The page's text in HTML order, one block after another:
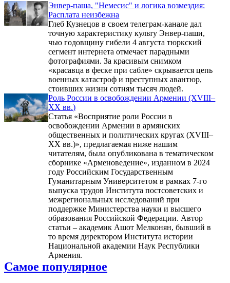
Энвер-паша, "Немесис" и логика возмездия:
Расплата неизбежна
Глеб Кузнецов в своем телеграм-канале дал
точную характеристику культу Энвер-паши,
чью годовщину гибели 4 августа тюркский
сегмент интернета отмечает парадными
фотографиями. За красивым снимком
«красавца в феске при сабле» скрывается цепь
военных катастроф и преступных авантюр,
стоивших жизни сотням тысяч людей.
Роль России в освобождении Армении (XVIII–
XX вв.)
Статья «Восприятие роли России в
освобождении Армении в армянских
общественных и политических кругах (XVIII–
XX вв.)», предлагаемая ниже нашим
читателям, была опубликована в тематическом
сборнике «Арменоведение», изданном в 2024
году Российским Государственным
Гуманитарным Университетом в рамках 7-го
выпуска трудов Института постсоветских и
межрегиональных исследований при
поддержке Министерства науки и высшего
образования Российской Федерации. Автор
статьи – академик Ашот Мелконян, бывший в
то время директором Института истории
Национальной академии Наук Республики
Армения.
Самое популярное